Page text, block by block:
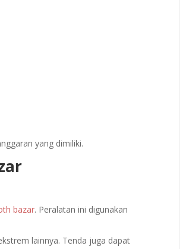
yang dimiliki.
bazar. Peralatan ini digunakan
lainnya. Tenda juga dapat